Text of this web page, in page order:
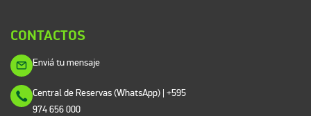
CONTACTOS
Enviá tu mensaje
Central de Reservas (WhatsApp) | +595
974 656 000